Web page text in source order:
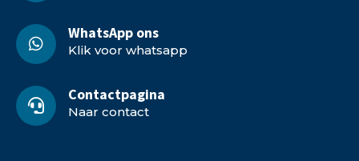
WhatsApp ons
Klik voor whatsapp
Contactpagina
Naar contact